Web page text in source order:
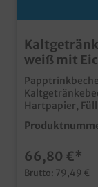
weiß mit
Hartpapier,
Durchmesser
Ideal für Kaltgetränke
Eichstrich/Füllstrich
Eichstrich und SUP Logo Made in
Stück auch
66,80 €*
Brutto: 79,49 €